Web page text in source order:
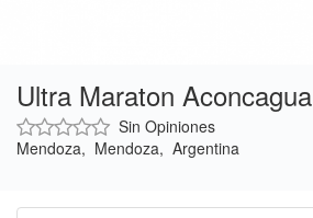
Ultra Maraton Aconcagua
Sin Opiniones
Mendoza, Mendoza, Argentina